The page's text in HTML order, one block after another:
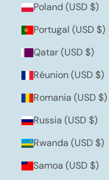
Poland (USD $)
Portugal (USD $)
Qatar (USD $)
Réunion (USD $)
Romania (USD $)
Russia (USD $)
Rwanda (USD $)
Samoa (USD $)